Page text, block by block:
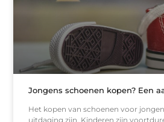
Jongens schoenen kopen? Een
Het kopen van schoenen voor
uitdaging zijn. Kinderen zijn